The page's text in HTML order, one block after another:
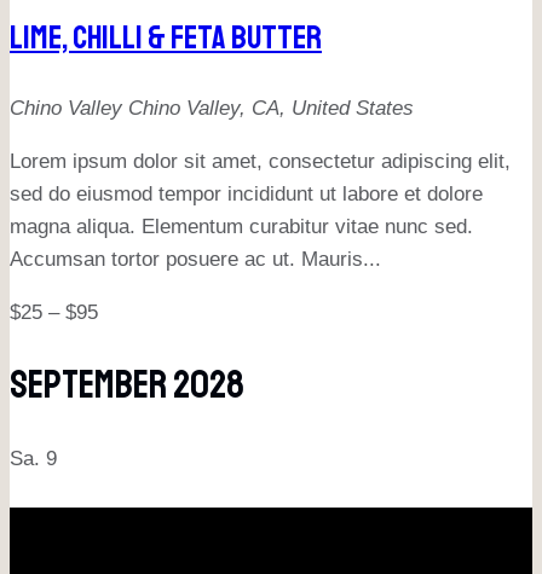
Lime, Chilli & Feta Butter
Chino Valley Chino Valley, CA, United States
Lorem ipsum dolor sit amet, consectetur adipiscing elit,
sed do eiusmod tempor incididunt ut labore et dolore
magna aliqua. Elementum curabitur vitae nunc sed.
Accumsan tortor posuere ac ut. Mauris...
$25 – $95
September 2028
Sa. 9